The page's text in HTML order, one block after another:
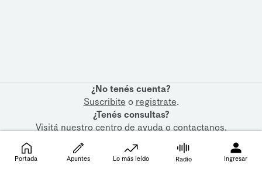
¿No tenés cuenta?
Suscribite o registrate.
¿Tenés consultas?
Visitá nuestrocentro de ayudaocontactanos.
Portada Apuntes Lo más leído Radio Ingresar